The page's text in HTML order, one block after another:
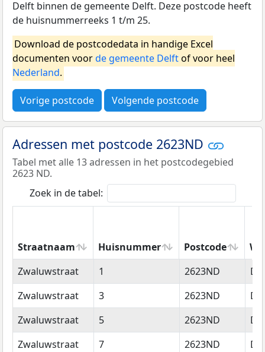
Delft binnen de gemeente Delft. Deze postcode heeft
de huisnummerreeks 1 t/m 25.
Download de postcodedata in handige Excel
documenten voorde gemeente Delftof voor heel
Nederland.
Vorige postcode Volgende postcode
Adressen met postcode 2623ND
Tabel met alle 13 adressen in het postcodegebied
2623 ND.
Zoek in de tabel:
Straatnaam Huisnummer Postcode
Straatnaam
Huisnummer Postcode
Zwaluwstraat 1 2623ND
Zwaluwstraat
3 2623ND
Zwaluwstraat
5 2623ND
Zwaluwstraat
7 2623ND